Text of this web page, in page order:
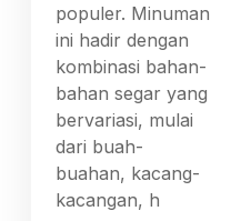
populer. Minuman
ini hadir dengan
kombinasi bahan-
bahan segar yang
bervariasi, mulai
dari buah-
buahan, kacang-
kacangan, h